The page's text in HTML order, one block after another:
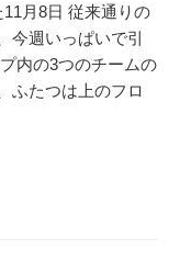
月8日 従来通りの
今週いっぱいで引
内の3つのチームの
ふたつは上のフロ